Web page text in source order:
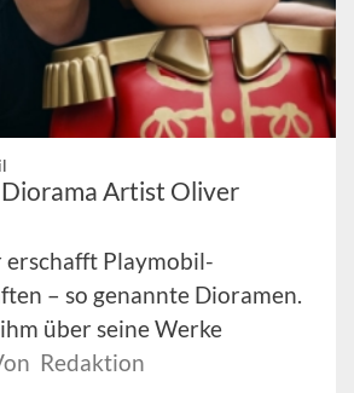
Artist Oliver
erschafft Playmobil-
– so genannte Dioramen.
über seine Werke
Redaktion